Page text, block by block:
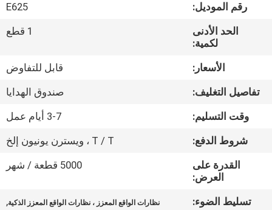
المعمل
مراقبة
الجودة
أخبار
حالات
اطلب
رقم الموديل:
E625
الحد الأدنى
لكمية:
1 قطع
الأسعار:
قابل للتفاوض
تفاصيل التغليف:
صندوق الهدايا
وقت التسليم:
3-7 أيام عمل
شروط الدفع:
T / T ، ويسترن يونيون إلخ
القدرة على
العرض:
5000 قطعة / شهر
تسليط الضوء: نظارات الواقع المعزز ، نظارات الواقع المعزز الذكية,